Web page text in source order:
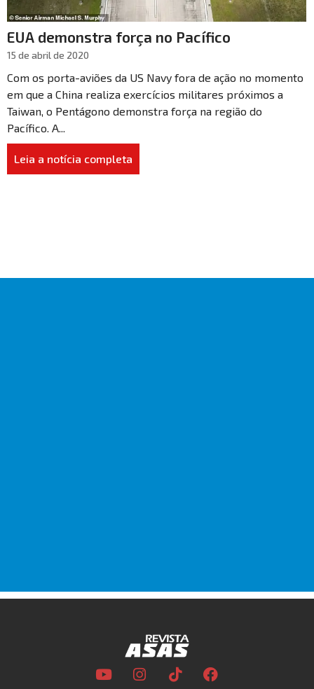
EUA demonstra força no Pacífico
15 de abril de 2020
Com os porta-aviões da US Navy fora de ação no momento
em que a China realiza exercícios militares próximos a
Taiwan, o Pentágono demonstra força na região do
Pacífico. A...
Leia a notícia completa